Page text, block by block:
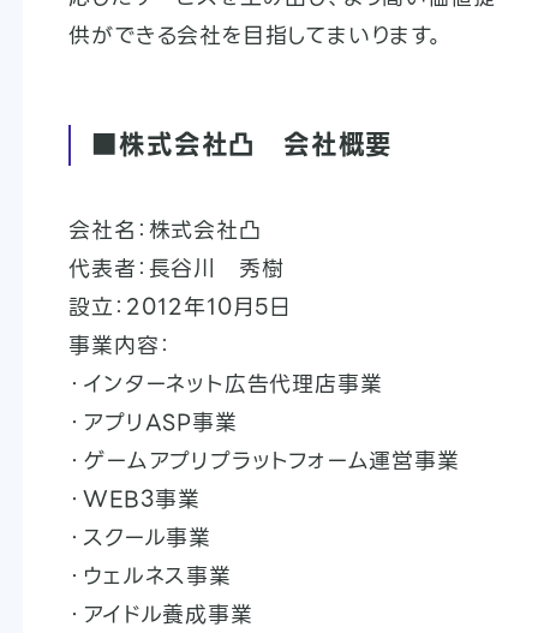
供ができる会社を目指してまいります。
■株式会社凸 会社概要
会社名：株式会社凸
代表者：長谷川 秀樹
設立：2012年10月5日
事業内容：
・インターネット広告代理店事業
・アプリASP事業
・ゲームアプリプラットフォーム運営事業
・WEB3事業
・スクール事業
・ウェルネス事業
・アイドル養成事業